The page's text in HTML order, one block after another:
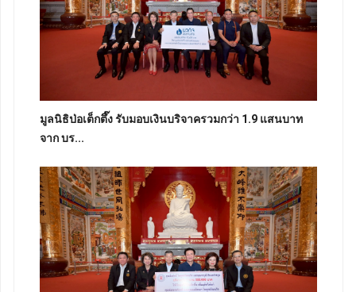
มูลนิธิป่อเต็กตึ๊ง รับมอบเงินบริจาครวมกว่า 1.9 แสนบาท
จาก บร...